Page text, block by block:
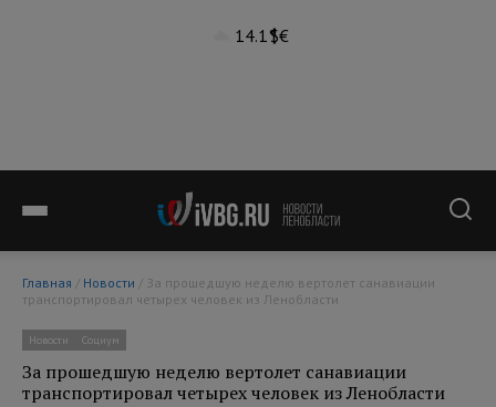
14.1°$€
Главная / Новости
транспортировал четырех человек из Ленобласти
Новости Социум
За прошедшую неделю вертолет санавиации
транспортировал четырех человек из Ленобласти